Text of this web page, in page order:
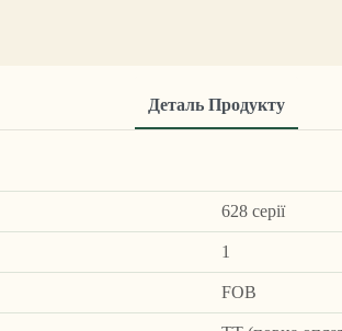
Деталь Продукту
628 серії
1
FOB